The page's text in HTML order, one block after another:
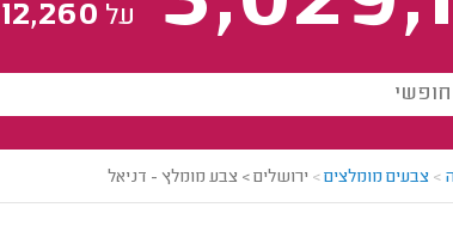
על 12,260
> צבעים מומלצים> ירושלים > צבע מומלץ - דניאל